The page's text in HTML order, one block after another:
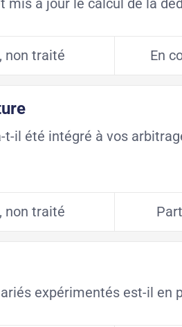
à jour le calcul de la
non traité En
il été intégré à vos
non traité
expérimentés est-il en